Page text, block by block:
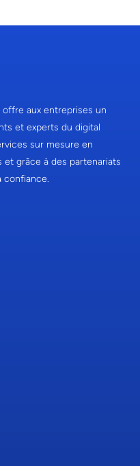
aux entreprises un
et experts du digital
sur mesure en
grâce à des partenariats
confiance.